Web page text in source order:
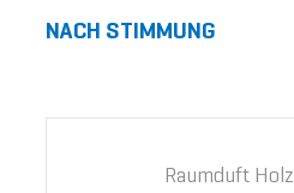
NACH STIMMUNG
Raumduft Holz